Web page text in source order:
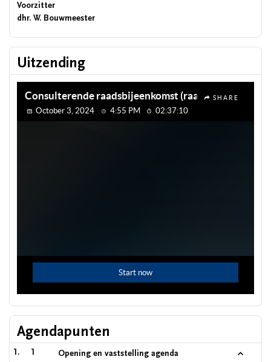
Voorzitter
dhr. W. Bouwmeester
Uitzending
Agendapunten
1 Opening en vaststelling agenda